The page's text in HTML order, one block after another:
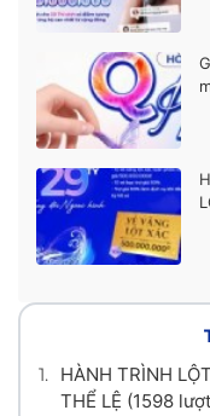
1. HÀNH TRÌNH LỘT XÁC MÙA 7 – CƠ CẤU TÀI TRỢ &
THỂ LỆ (1598